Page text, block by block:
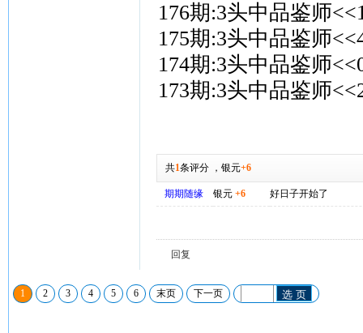
176期:3头中品鉴师
175期:3头中品鉴师
174期:3头中品鉴师
173期:3头中品鉴师
共1条评分， 银元+6
期期随缘 银元 +6 好日子开始了
回复
1 2 3 4 5 6 末页 下一页 选 页